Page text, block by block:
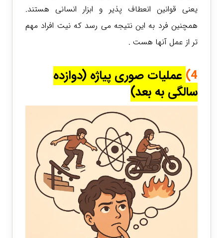
یعنی قوانین انعطاف پذیر و ابزار انسانی هستند.
همچنین فرد به این نتیجه می رسد که نیت افراد مهم
تر از عمل آنها هست .
4) عملیات صوری پیاژه (دوازده
سالگی به بعد)